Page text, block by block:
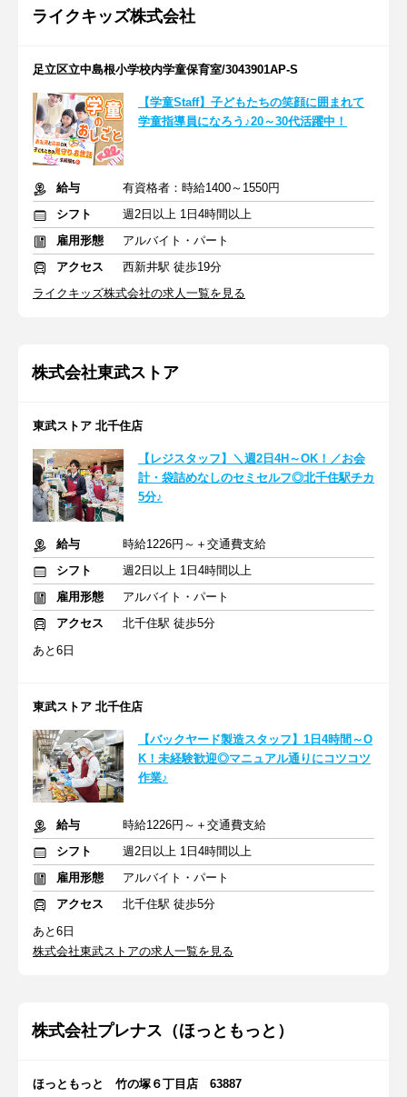
ライクキッズ株式会社
足立区立中島根小学校内学童保育室/3043901AP-S
【学童Staff】子どもたちの笑顔に囲まれて
学童指導員になろう♪20～30代活躍中！
給与
有資格者：時給1400～1550円
シフト
週2日以上 1日4時間以上
雇用形態
アルバイト・パート
アクセス
西新井駅 徒歩19分
ライクキッズ株式会社の求人一覧を見る
株式会社東武ストア
東武ストア 北千住店
【レジスタッフ】＼週2日4H～OK！／お会
計・袋詰めなしのセミセルフ◎北千住駅チカ
5分♪
給与
時給1226円～＋交通費支給
シフト
週2日以上 1日4時間以上
雇用形態
アルバイト・パート
アクセス
北千住駅 徒歩5分
あと6日
東武ストア 北千住店
【バックヤード製造スタッフ】1日4時間～O
K！未経験歓迎◎マニュアル通りにコツコツ
作業♪
給与
時給1226円～＋交通費支給
シフト
週2日以上 1日4時間以上
雇用形態
アルバイト・パート
アクセス
北千住駅 徒歩5分
あと6日
株式会社東武ストアの求人一覧を見る
株式会社プレナス（ほっともっと）
ほっともっと 竹の塚６丁目店 63887